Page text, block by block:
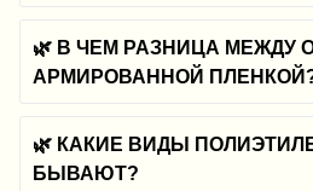
🌿 В ЧЕМ РАЗНИЦА МЕЖДУ
АРМИРОВАННОЙ
🌿 КАКИЕ ВИДЫ
БЫВАЮТ?